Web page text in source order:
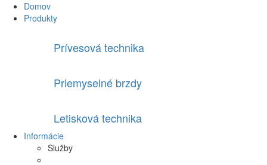
Domov
Produkty
Prívesová technika
Priemyselné brzdy
Letisková technika
Informácie
Služby